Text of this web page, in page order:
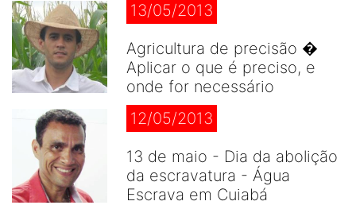
13/05/2013
Agricultura de precisão �
Aplicar o que é preciso, e
onde for necessário
12/05/2013
13 de maio - Dia da abolição
da escravatura - Água
Escrava em Cuiabá